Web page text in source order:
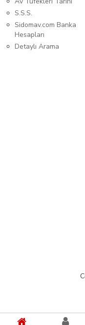
S.S.S.
Sidomav.com Banka
Hesapları
Detaylı Arama